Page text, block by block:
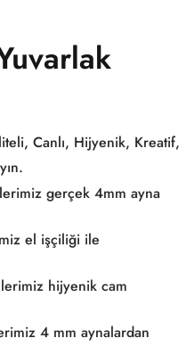
Canlı, Hijyenik, Kreatif,
gerçek 4mm ayna
el işçiliği ile
hijyenik cam
4 mm aynalardan